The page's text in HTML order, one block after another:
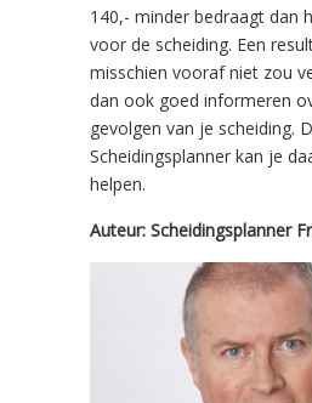
140,- minder bedraagt dan
voor de scheiding. Een
misschien vooraf niet zou
dan ook goed informeren
gevolgen van je scheiding.
Scheidingsplanner kan je
helpen.
Auteur: Scheidingsplanner